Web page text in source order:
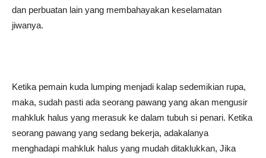
dan perbuatan lain yang membahayakan keselamatan
jiwanya.
Ketika pemain kuda lumping menjadi kalap sedemikian rupa,
maka, sudah pasti ada seorang pawang yang akan mengusir
mahkluk halus yang merasuk ke dalam tubuh si penari. Ketika
seorang pawang yang sedang bekerja, adakalanya
menghadapi mahkluk halus yang mudah ditaklukkan, Jika